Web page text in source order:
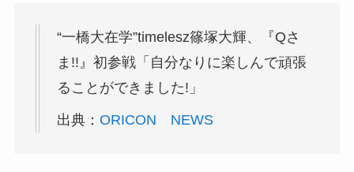
“一橋大在学”timelesz篠塚大輝、『Qさ
ま!!』初参戦「自分なりに楽しんで頑張
ることができました!」
出典： ORICON NEWS